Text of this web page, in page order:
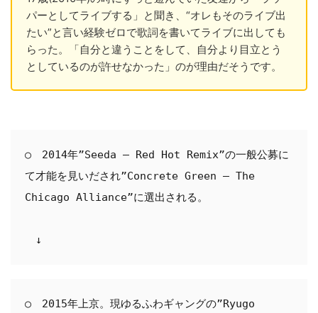
パーとしてライブする」と聞き、“オレもそのライブ出
たい”と言い経験ゼロで歌詞を書いてライブに出しても
らった。「自分と違うことをして、自分より目立とう
としているのが許せなかった」のが理由だそうです。
○　2014年”Seeda – Red Hot Remix”の一般公募に
て才能を見いだされ”Concrete Green – The
Chicago Alliance”に選出される。
↓
○　2015年上京。現ゆるふわギャングの”Ryugo